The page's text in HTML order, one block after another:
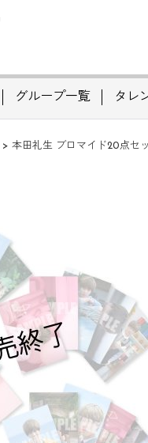
グループ一覧 タレ
> 本田礼生 ブロマイド20点セ